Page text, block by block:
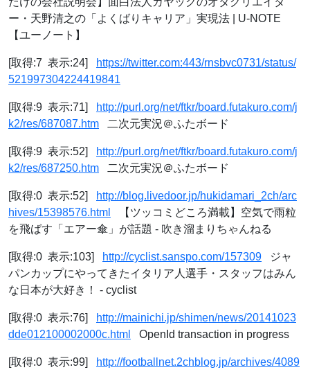
ー・天野清之の「よくばりキャリア」実現法 | U-NOTE
【ユーノート】
[取得:7 表示:24]
https://twitter.com:443/rnsbvc0731/status/
521997304224419841
[取得:9 表示:71]
http://purl.org/net/ftkr/board.futakuro.com/j
k2/res/687087.htm 二次元実況＠ふたボード
[取得:9 表示:52]
http://purl.org/net/ftkr/board.futakuro.com/j
k2/res/687250.htm 二次元実況＠ふたボード
[取得:0 表示:52]
http://blog.livedoor.jp/hukidamari_2ch/arc
hives/15398576.html
【ツッコミどころ満載】空気で雨粒
を飛ばす「エアー傘」が話題 - 吹き溜まりちゃんねる
[取得:0 表示:103] http://cyclist.sanspo.com/157309 ジャ
パンカップにやってきたイタリア人選手・スタッフはみん
な日本が大好き！ - cyclist
[取得:0 表示:76]
http://mainichi.jp/shimen/news/20141023
dde012100002000c.html
OpenId transaction in progress
[取得:0 表示:99]
http://footballnet.2chblog.jp/archives/4089